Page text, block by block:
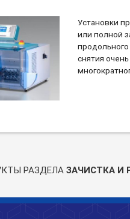
Установки
или полной
снятия
РАЗДЕЛА ЗАЧИСТКА И